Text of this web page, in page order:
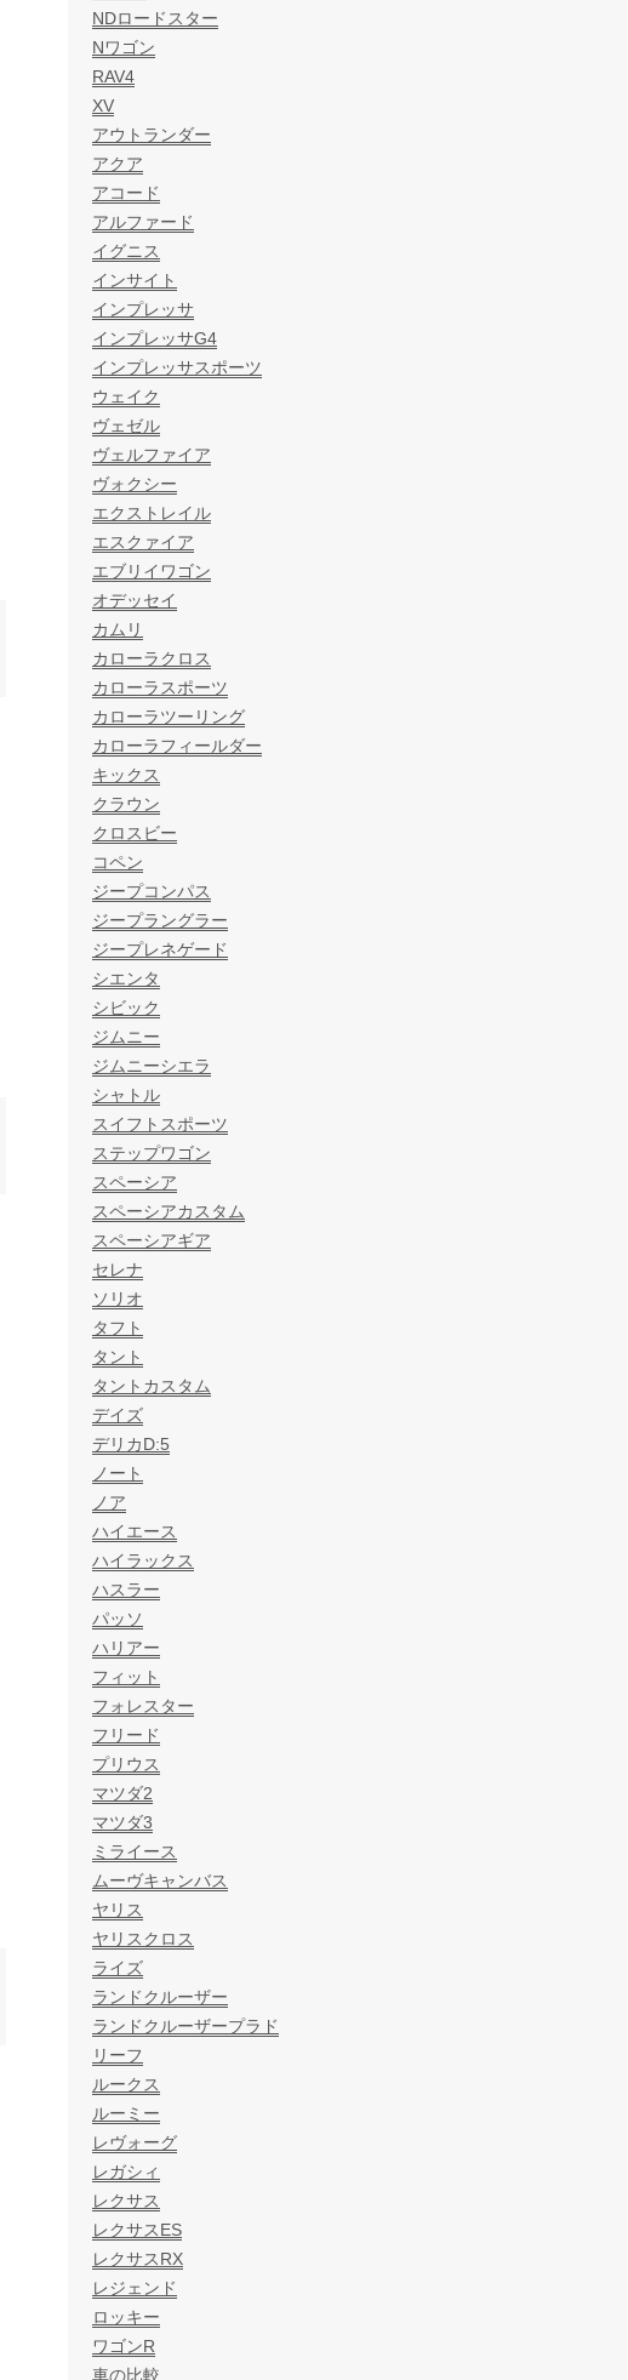
NDロードスター
Nワゴン
RAV4
XV
アウトランダー
アクア
アコード
アルファード
イグニス
インサイト
インプレッサ
インプレッサG4
インプレッサスポーツ
ウェイク
ヴェゼル
ヴェルファイア
ヴォクシー
エクストレイル
エスクァイア
エブリイワゴン
オデッセイ
カムリ
カローラクロス
カローラスポーツ
カローラツーリング
カローラフィールダー
キックス
クラウン
クロスビー
コペン
ジープコンパス
ジープラングラー
ジープレネゲード
シエンタ
シビック
ジムニー
ジムニーシエラ
シャトル
スイフトスポーツ
ステップワゴン
スペーシア
スペーシアカスタム
スペーシアギア
セレナ
ソリオ
タフト
タント
タントカスタム
デイズ
デリカD:5
ノート
ノア
ハイエース
ハイラックス
ハスラー
パッソ
ハリアー
フィット
フォレスター
フリード
プリウス
マツダ2
マツダ3
ミライース
ムーヴキャンバス
ヤリス
ヤリスクロス
ライズ
ランドクルーザー
ランドクルーザープラド
リーフ
ルークス
ルーミー
レヴォーグ
レガシィ
レクサス
レクサスES
レクサスRX
レジェンド
ロッキー
ワゴンR
車の比較